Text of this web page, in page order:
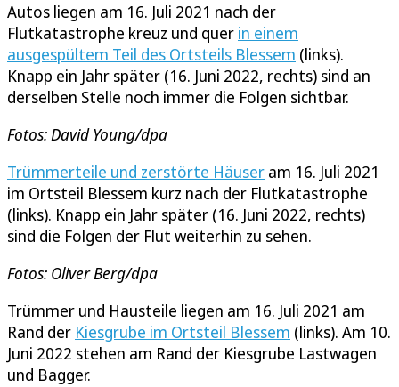
Autos liegen am 16. Juli 2021 nach der
Flutkatastrophe kreuz und quer in einem
ausgespültem Teil des Ortsteils Blessem (links).
Knapp ein Jahr später (16. Juni 2022, rechts) sind an
derselben Stelle noch immer die Folgen sichtbar.
Fotos: David Young/dpa
Trümmerteile und zerstörte Häuser am 16. Juli 2021
im Ortsteil Blessem kurz nach der Flutkatastrophe
(links). Knapp ein Jahr später (16. Juni 2022, rechts)
sind die Folgen der Flut weiterhin zu sehen.
Fotos: Oliver Berg/dpa
Trümmer und Hausteile liegen am 16. Juli 2021 am
Rand der Kiesgrube im Ortsteil Blessem (links). Am 10.
Juni 2022 stehen am Rand der Kiesgrube Lastwagen
und Bagger.